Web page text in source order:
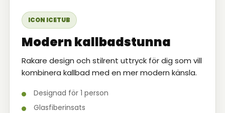
ICON ICETUB
Modern kallbadstunna
Rakare design och stilrent uttryck för dig som vill
kombinera kallbad med en mer modern känsla.
Designad för 1 person
Glasfiberinsats